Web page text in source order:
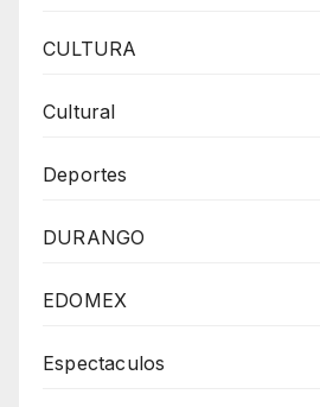
CULTURA
Cultural
Deportes
DURANGO
EDOMEX
Espectaculos